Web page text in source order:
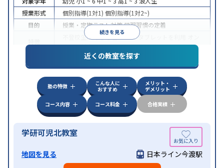
続きを見る
授業形式
個別指導(1対1) 個別指導(1対2~)
目的
授業・定期テスト対策学習習慣の定着
不登校生に対応学習にPC・タブレットを利用
ライン対応
近くの教室を探す
塾の特徴
こんな人に
おすすめ
メリット・
デメリット
コース内容
コース料金 合格実績
学研可児北教室
地図を見る
日本ライン今渡駅